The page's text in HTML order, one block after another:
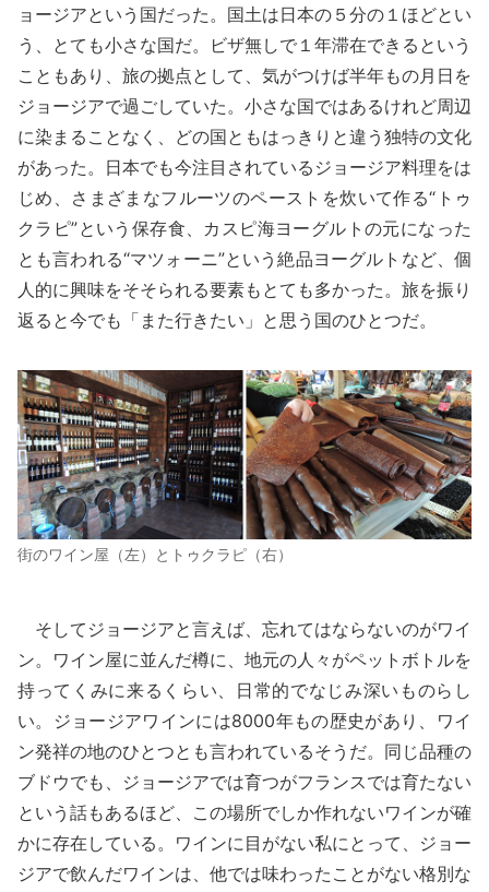
ョージアという国だった。国土は日本の５分の１ほどとい
う、とても小さな国だ。ビザ無しで１年滞在できるという
こともあり、旅の拠点として、気がつけば半年もの月日を
ジョージアで過ごしていた。小さな国ではあるけれど周辺
に染まることなく、どの国ともはっきりと違う独特の文化
があった。日本でも今注目されているジョージア料理をは
じめ、さまざまなフルーツのペーストを炊いて作る“トゥ
クラピ”という保存食、カスピ海ヨーグルトの元になった
とも言われる“マツォーニ”という絶品ヨーグルトなど、個
人的に興味をそそられる要素もとても多かった。旅を振り
返ると今でも「また行きたい」と思う国のひとつだ。
街のワイン屋（左）とトゥクラピ（右）
そしてジョージアと言えば、忘れてはならないのがワイ
ン。ワイン屋に並んだ樽に、地元の人々がペットボトルを
持ってくみに来るくらい、日常的でなじみ深いものらし
い。ジョージアワインには8000年もの歴史があり、ワイ
ン発祥の地のひとつとも言われているそうだ。同じ品種の
ブドウでも、ジョージアでは育つがフランスでは育たない
という話もあるほど、この場所でしか作れないワインが確
かに存在している。ワインに目がない私にとって、ジョー
ジアで飲んだワインは、他では味わったことがない格別な